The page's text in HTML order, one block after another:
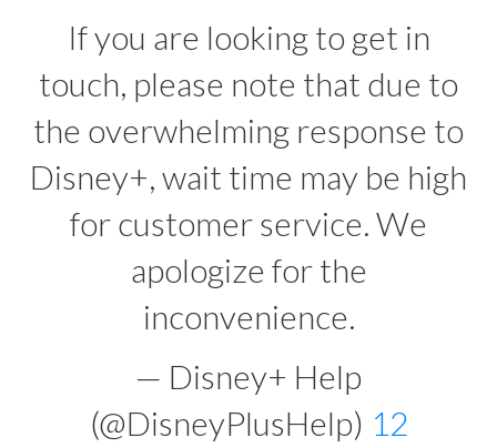
If you are looking to get in
touch, please note that due to
the overwhelming response to
Disney+, wait time may be high
for customer service. We
apologize for the
inconvenience.
— Disney+ Help
(@DisneyPlusHelp) 12